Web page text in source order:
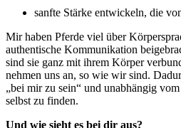
sanfte Stärke entwickeln, die
Mir haben Pferde viel über
authentische Kommunikation
sind sie ganz mit ihrem Körper
nehmen uns an, so wie wir sind.
„bei mir zu sein“ und unabhängig
selbst zu finden.
Und wie sieht es bei dir aus?